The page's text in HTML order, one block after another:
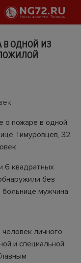
В ОДНОЙ ИЗ
о пожаре в одной
Тимуровцев, 32.
6 квадратных
без
мужчина
личного
и специальной